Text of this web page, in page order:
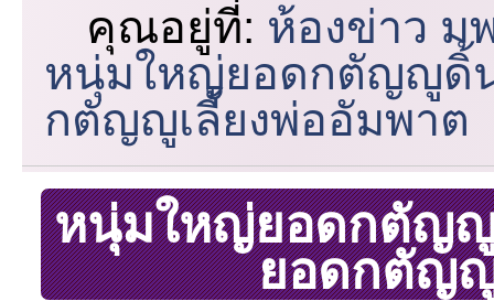
คุณอยู่ที่: ห้องข่าว ม
หนุ่มใหญ่ยอดกตัญญูดิ้น
กตัญญูเลี้ยงพ่ออัมพาต
หนุ่มใหญ่ยอดกตัญญู
ยอดกตัญญู